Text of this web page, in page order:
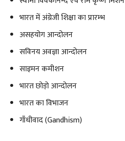
भारत में अंग्रेजी शिक्षा का प्रारम्भ
असहयोग आन्दोलन
सविनय अवज्ञा आन्दोलन
साइमन कमीशन
भारत छोड़ो आन्दोलन
भारत का विभाजन
गाँधीवाद (Gandhism)